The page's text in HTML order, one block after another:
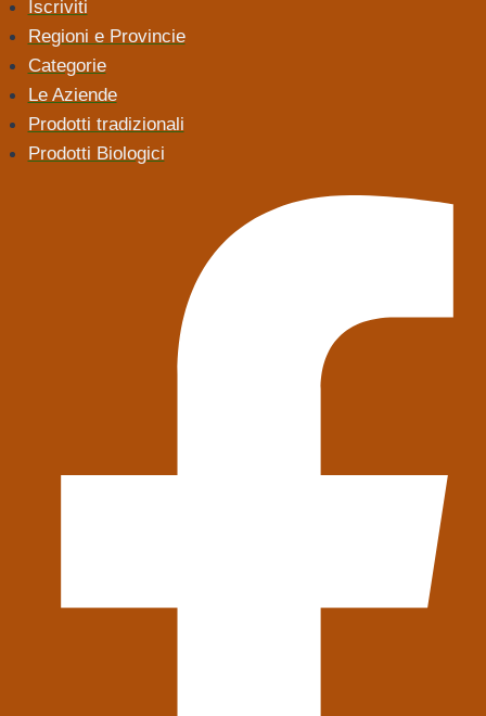
Iscriviti
Regioni e Provincie
Categorie
Le Aziende
Prodotti tradizionali
Prodotti Biologici